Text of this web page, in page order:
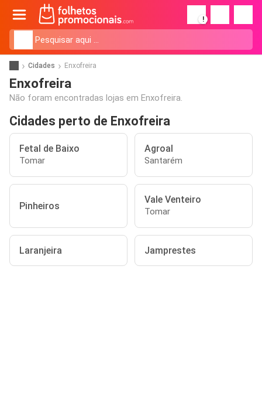
!
Cidades Enxofreira
Enxofreira
Não foram encontradas lojas em Enxofreira.
Cidades perto de Enxofreira
Fetal de Baixo
Tomar
Agroal
Santarém
Pinheiros
Vale Venteiro
Tomar
Laranjeira Jamprestes